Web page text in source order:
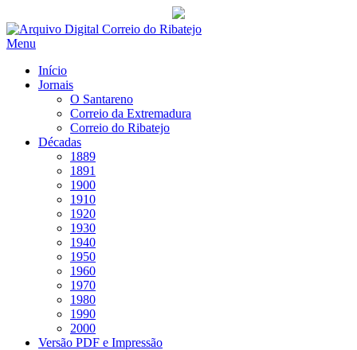
Saltar
para
Menu
Início
Jornais
O Santareno
Correio da Extremadura
Correio do Ribatejo
Décadas
1889
1891
1900
1910
1920
1930
1940
1950
1960
1970
1980
1990
2000
Versão PDF e Impressão